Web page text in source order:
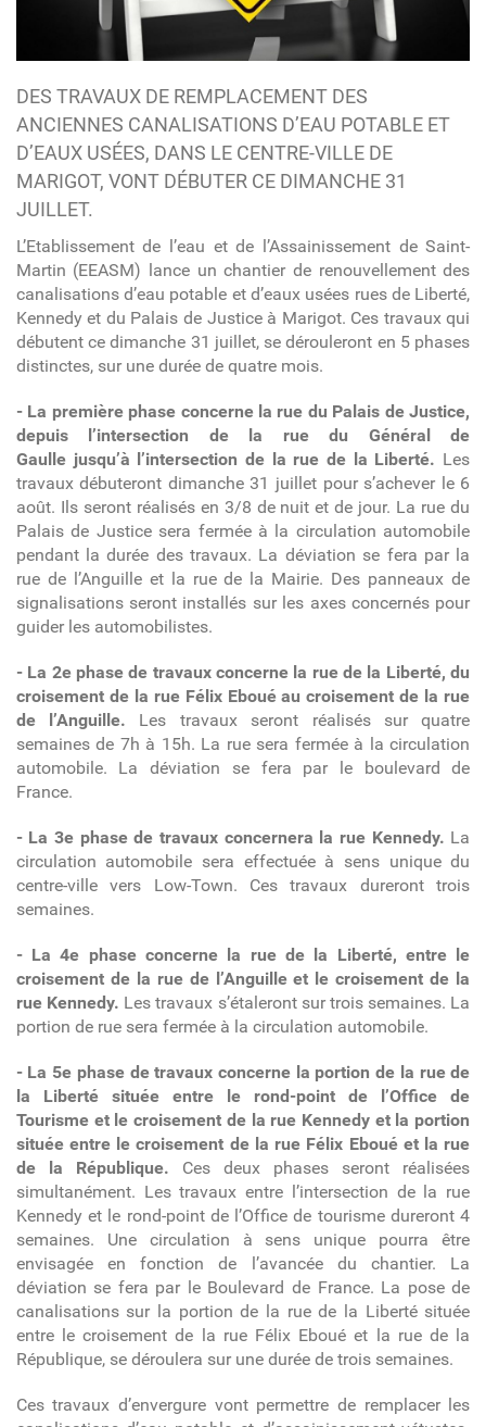
DES TRAVAUX DE REMPLACEMENT DES
ANCIENNES CANALISATIONS D’EAU POTABLE ET
D’EAUX USÉES, DANS LE CENTRE-VILLE DE
MARIGOT, VONT DÉBUTER CE DIMANCHE 31
JUILLET.
L’Etablissement de l’eau et de l’Assainissement de Saint-
Martin (EEASM) lance un chantier de renouvellement des
canalisations d’eau potable et d’eaux usées rues de Liberté,
Kennedy et du Palais de Justice à Marigot. Ces travaux qui
débutent ce dimanche 31 juillet, se dérouleront en 5 phases
distinctes, sur une durée de quatre mois.
- La première phase concerne la rue du Palais de Justice,
depuis l’intersection de la rue du Général de
Gaulle jusqu’à l’intersection de la rue de la Liberté. Les
travaux débuteront dimanche 31 juillet pour s’achever le 6
août. Ils seront réalisés en 3/8 de nuit et de jour. La rue du
Palais de Justice sera fermée à la circulation automobile
pendant la durée des travaux. La déviation se fera par la
rue de l’Anguille et la rue de la Mairie. Des panneaux de
signalisations seront installés sur les axes concernés pour
guider les automobilistes.
- La 2e phase de travaux concerne la rue de la Liberté, du
croisement de la rue Félix Eboué au croisement de la rue
de l’Anguille. Les travaux seront réalisés sur quatre
semaines de 7h à 15h. La rue sera fermée à la circulation
automobile. La déviation se fera par le boulevard de
France.
- La 3e phase de travaux concernera la rue Kennedy. La
circulation automobile sera effectuée à sens unique du
centre-ville vers Low-Town. Ces travaux dureront trois
semaines.
- La 4e phase concerne la rue de la Liberté, entre le
croisement de la rue de l’Anguille et le croisement de la
rue Kennedy. Les travaux s’étaleront sur trois semaines. La
portion de rue sera fermée à la circulation automobile.
- La 5e phase de travaux concerne la portion de la rue de
la Liberté située entre le rond-point de l’Office de
Tourisme et le croisement de la rue Kennedy et la portion
située entre le croisement de la rue Félix Eboué et la rue
de la République. Ces deux phases seront réalisées
simultanément. Les travaux entre l’intersection de la rue
Kennedy et le rond-point de l’Office de tourisme dureront 4
semaines. Une circulation à sens unique pourra être
envisagée en fonction de l’avancée du chantier. La
déviation se fera par le Boulevard de France. La pose de
canalisations sur la portion de la rue de la Liberté située
entre le croisement de la rue Félix Eboué et la rue de la
République, se déroulera sur une durée de trois semaines.
Ces travaux d’envergure vont permettre de remplacer les